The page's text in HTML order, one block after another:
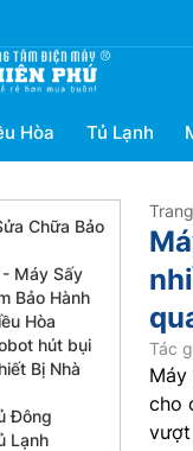
Hòa Tủ Lạnh
Chữa Bảo
Máy Sấy
Bảo Hành
Hòa
hút bụi
Bị Nhà
Đông
Lạnh
Tác
Máy
cho
vượt